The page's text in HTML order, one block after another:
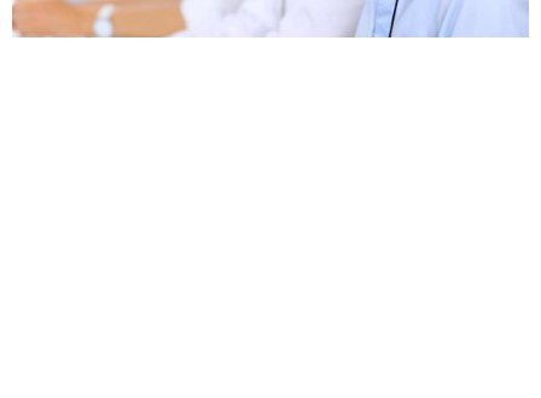
立刻支付
忘记密码？找回